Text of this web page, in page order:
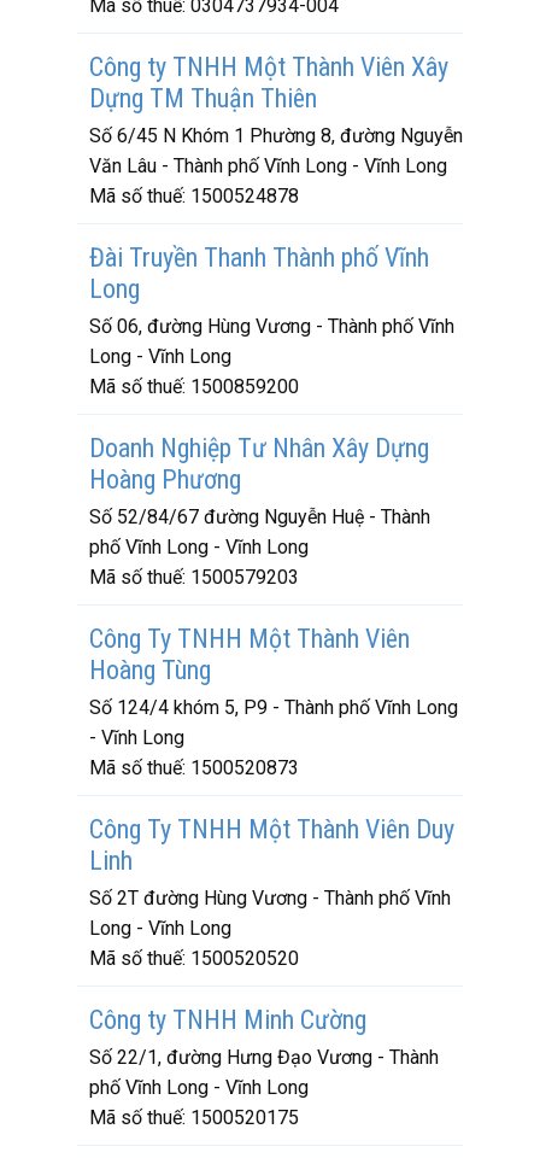
Mã số thuế: 0304737934-004
Công ty TNHH Một Thành Viên Xây
Dựng TM Thuận Thiên
Số 6/45 N Khóm 1 Phường 8, đường Nguyễn
Văn Lâu - Thành phố Vĩnh Long - Vĩnh Long
Mã số thuế: 1500524878
Đài Truyền Thanh Thành phố Vĩnh
Long
Số 06, đường Hùng Vương - Thành phố Vĩnh
Long - Vĩnh Long
Mã số thuế: 1500859200
Doanh Nghiệp Tư Nhân Xây Dựng
Hoàng Phương
Số 52/84/67 đường Nguyễn Huệ - Thành
phố Vĩnh Long - Vĩnh Long
Mã số thuế: 1500579203
Công Ty TNHH Một Thành Viên
Hoàng Tùng
Số 124/4 khóm 5, P9 - Thành phố Vĩnh Long
- Vĩnh Long
Mã số thuế: 1500520873
Công Ty TNHH Một Thành Viên Duy
Linh
Số 2T đường Hùng Vương - Thành phố Vĩnh
Long - Vĩnh Long
Mã số thuế: 1500520520
Công ty TNHH Minh Cường
Số 22/1, đường Hưng Đạo Vương - Thành
phố Vĩnh Long - Vĩnh Long
Mã số thuế: 1500520175